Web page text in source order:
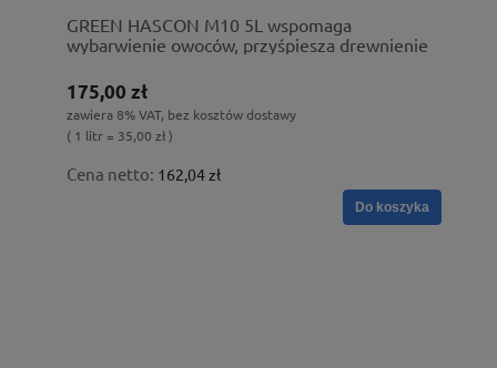
GREEN HASCON M10 5L wspomaga
wybarwienie owoców, przyśpiesza drewnienie
175,00 zł
zawiera 8% VAT, bez kosztów dostawy
( 1 litr = 35,00 zł )
Cena netto: 162,04 zł
Do koszyka